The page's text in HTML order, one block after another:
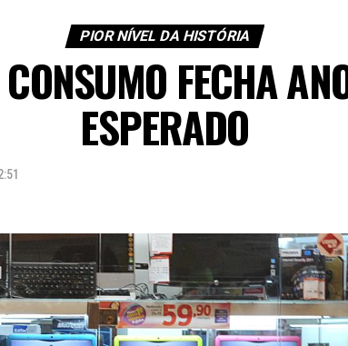
PIOR NÍVEL DA HISTÓRIA
FECHA
ESPERADO